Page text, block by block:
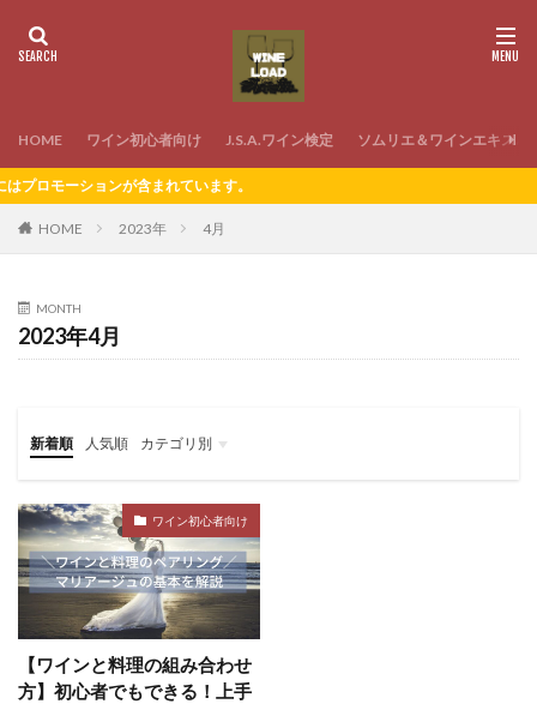
HOME ワイン初心者向け J.S.A.ワイン検定 ソムリエ＆ワインエキスパ
が含まれています。
HOME 2023年 4月
MONTH
2023年4月
新着順 人気順
カテゴリ別
ワイン初心者向け
【ワインと料理の組み合わせ
方】初心者でもできる！上手